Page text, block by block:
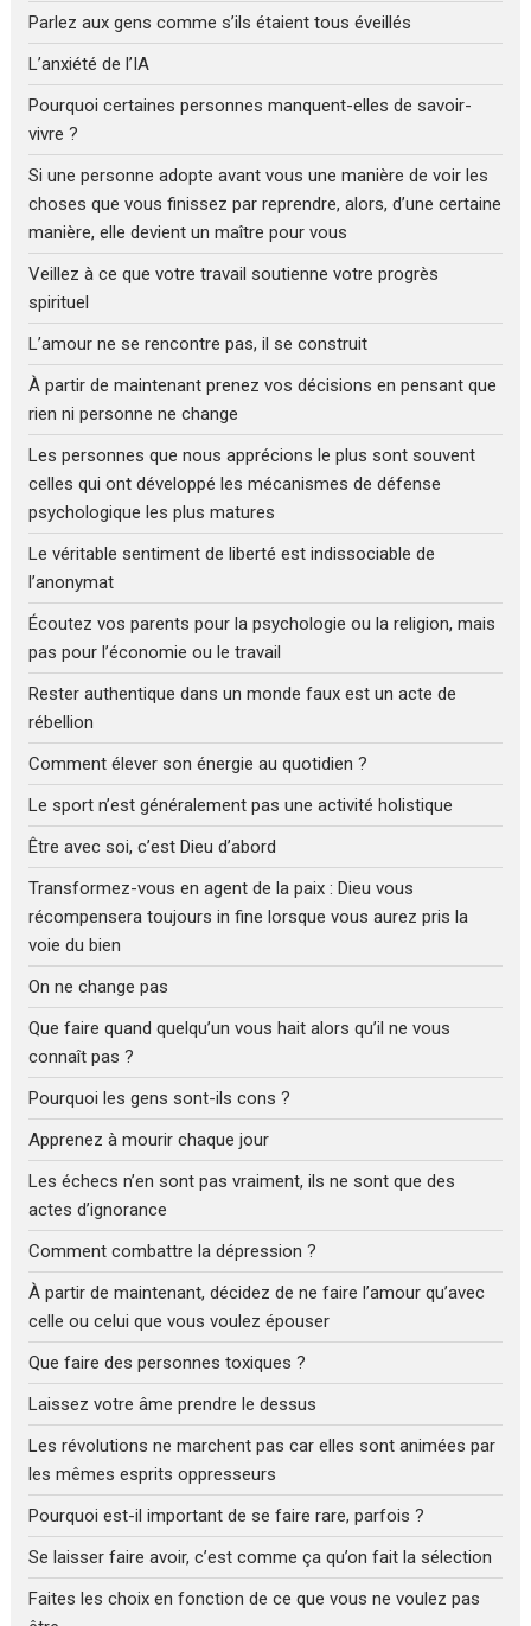
Parlez aux gens comme s’ils étaient tous éveillés
L’anxiété de l’IA
Pourquoi certaines personnes manquent-elles de savoir-
vivre ?
Si une personne adopte avant vous une manière de voir les
choses que vous finissez par reprendre, alors, d’une certaine
manière, elle devient un maître pour vous
Veillez à ce que votre travail soutienne votre progrès
spirituel
L’amour ne se rencontre pas, il se construit
À partir de maintenant prenez vos décisions en pensant que
rien ni personne ne change
Les personnes que nous apprécions le plus sont souvent
celles qui ont développé les mécanismes de défense
psychologique les plus matures
Le véritable sentiment de liberté est indissociable de
l’anonymat
Écoutez vos parents pour la psychologie ou la religion, mais
pas pour l’économie ou le travail
Rester authentique dans un monde faux est un acte de
rébellion
Comment élever son énergie au quotidien ?
Le sport n’est généralement pas une activité holistique
Être avec soi, c’est Dieu d’abord
Transformez-vous en agent de la paix : Dieu vous
récompensera toujours in fine lorsque vous aurez pris la
voie du bien
On ne change pas
Que faire quand quelqu’un vous hait alors qu’il ne vous
connaît pas ?
Pourquoi les gens sont-ils cons ?
Apprenez à mourir chaque jour
Les échecs n’en sont pas vraiment, ils ne sont que des
actes d’ignorance
Comment combattre la dépression ?
À partir de maintenant, décidez de ne faire l’amour qu’avec
celle ou celui que vous voulez épouser
Que faire des personnes toxiques ?
Laissez votre âme prendre le dessus
Les révolutions ne marchent pas car elles sont animées par
les mêmes esprits oppresseurs
Pourquoi est-il important de se faire rare, parfois ?
Se laisser faire avoir, c’est comme ça qu’on fait la sélection
Faites les choix en fonction de ce que vous ne voulez pas